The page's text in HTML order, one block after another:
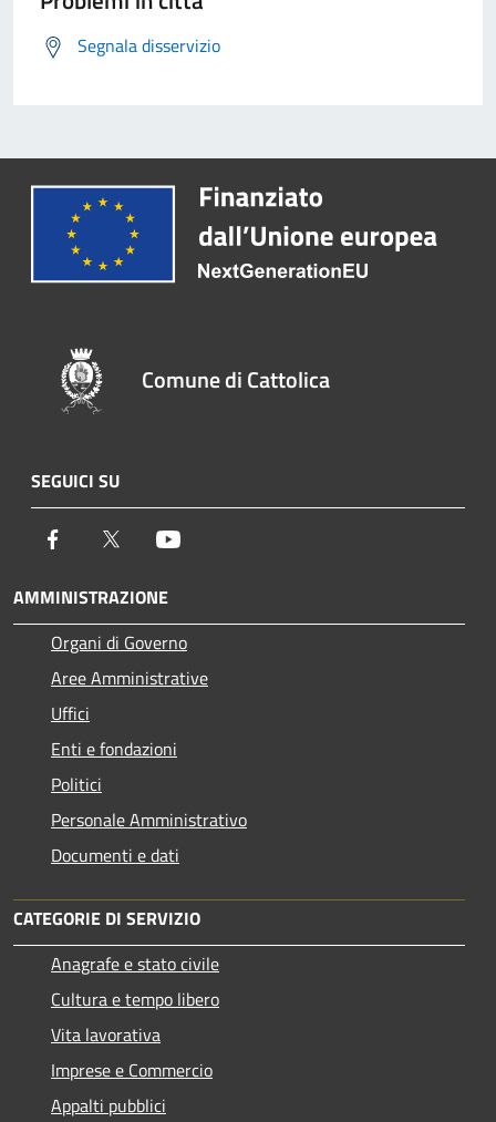
Segnala disservizio
Comune di Cattolica
SEGUICI SU
Facebook Twitter
AMMINISTRAZIONE
Organi di Governo
Aree Amministrative
Uffici
Enti e fondazioni
Politici
Personale Amministrativo
Documenti e dati
CATEGORIE DI SERVIZIO
Anagrafe e stato civile
Cultura e tempo libero
Vita lavorativa
Imprese e Commercio
Appalti pubblici